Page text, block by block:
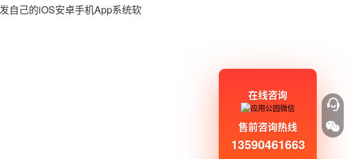
自己的iOS安卓手机App系统软
在线咨询
售前咨询热线
13590461663